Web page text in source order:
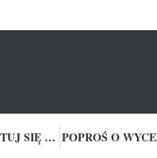
SKONTAKTUJ SIĘ Z NAMI POPROŚ O